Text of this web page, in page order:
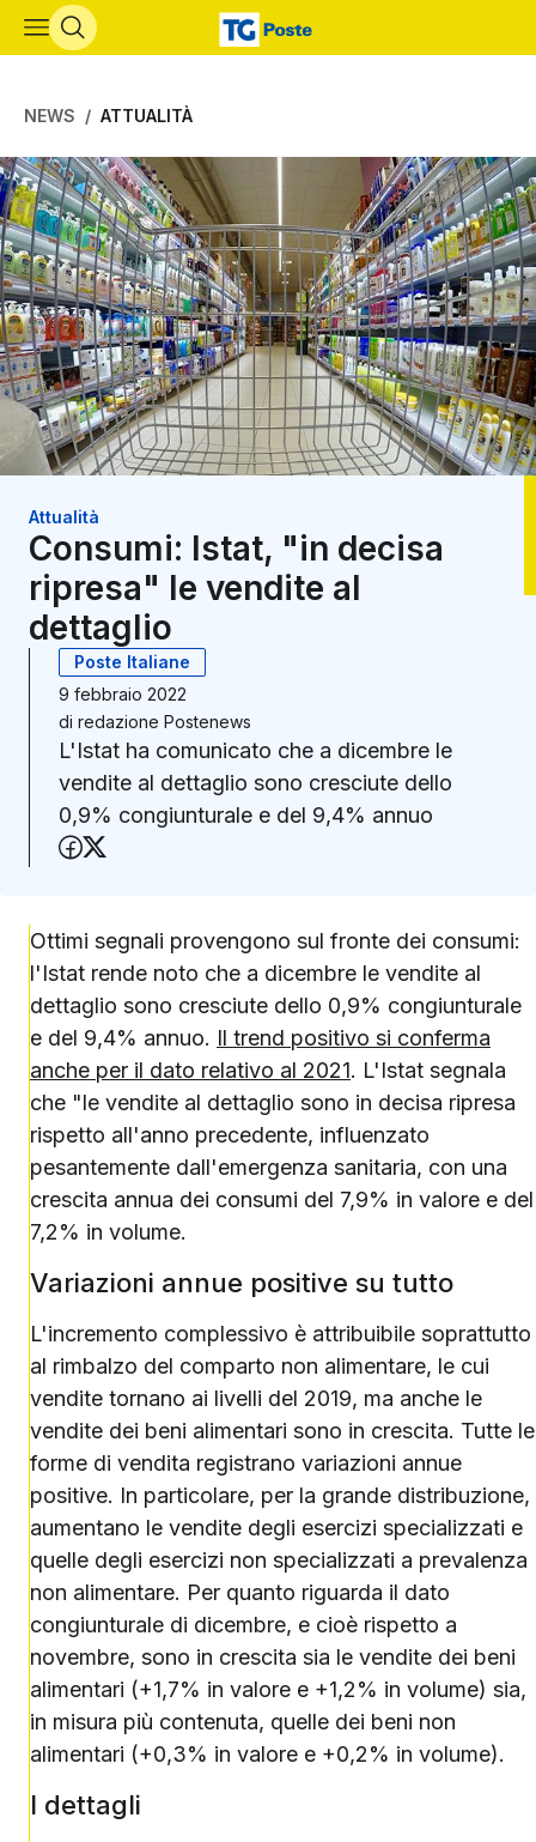
Vai al contenuto principale
NEWS ATTUALITÀ
Attualità
Consumi: Istat, "in decisa
ripresa" le vendite al
dettaglio
Poste Italiane
9 febbraio 2022
di redazione Postenews
L'Istat ha comunicato che a dicembre le
vendite al dettaglio sono cresciute dello
0,9% congiunturale e del 9,4% annuo
Condividi su Facebook
Ottimi segnali provengono sul fronte dei consumi:
l'Istat rende noto che a dicembre le vendite al
dettaglio sono cresciute dello 0,9% congiunturale
e del 9,4% annuo. Il trend positivo si conferma
anche per il dato relativo al 2021. L'Istat segnala
che "le vendite al dettaglio sono in decisa ripresa
rispetto all'anno precedente, influenzato
pesantemente dall'emergenza sanitaria, con una
crescita annua dei consumi del 7,9% in valore e del
7,2% in volume.
Variazioni annue positive su tutto
L'incremento complessivo è attribuibile soprattutto
al rimbalzo del comparto non alimentare, le cui
vendite tornano ai livelli del 2019, ma anche le
vendite dei beni alimentari sono in crescita. Tutte le
forme di vendita registrano variazioni annue
positive. In particolare, per la grande distribuzione,
aumentano le vendite degli esercizi specializzati e
quelle degli esercizi non specializzati a prevalenza
non alimentare. Per quanto riguarda il dato
congiunturale di dicembre, e cioè rispetto a
novembre, sono in crescita sia le vendite dei beni
alimentari (+1,7% in valore e +1,2% in volume) sia,
in misura più contenuta, quelle dei beni non
alimentari (+0,3% in valore e +0,2% in volume).
I dettagli